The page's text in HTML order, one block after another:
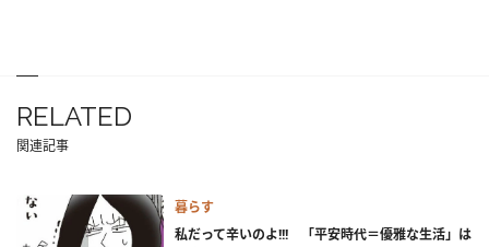
RELATED
関連記事
暮らす
私だって辛いのよ!!! 「平安時代＝優雅な生活」は